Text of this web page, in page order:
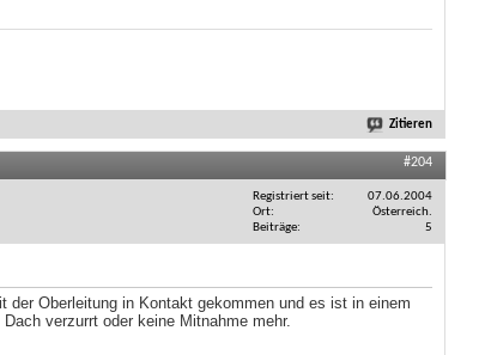
Zitieren
#204
Registriert seit
07.06.2004
Ort
Österreich.
Beiträge
5
der Oberleitung in Kontakt gekommen und es ist in einem
verzurrt oder keine Mitnahme mehr.